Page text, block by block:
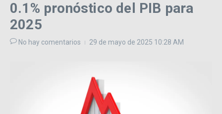
0.1% pronóstico del PIB para
2025
No hay comentarios 29 de mayo de 2025 10:28 AM